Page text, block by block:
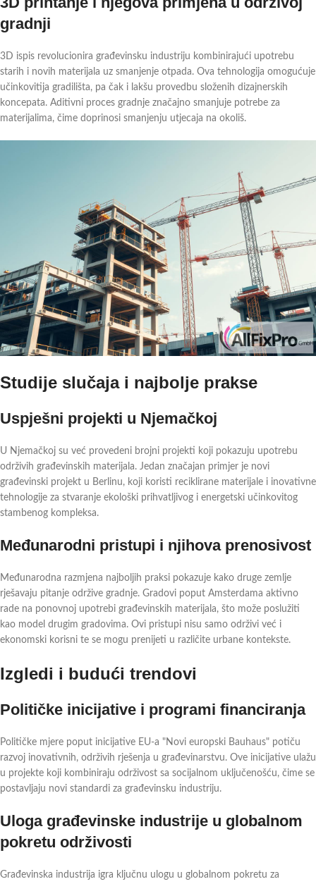
gradnji
3D ispis revolucionira građevinsku industriju kombinirajući upotrebu
starih i novih materijala uz smanjenje otpada. Ova tehnologija omogućuje
učinkovitija gradilišta, pa čak i lakšu provedbu složenih dizajnerskih
koncepata. Aditivni proces gradnje značajno smanjuje potrebe za
materijalima, čime doprinosi smanjenju utjecaja na okoliš.
Studije slučaja i najbolje prakse
Uspješni projekti u Njemačkoj
U Njemačkoj su već provedeni brojni projekti koji pokazuju upotrebu
održivih građevinskih materijala. Jedan značajan primjer je novi
građevinski projekt u Berlinu, koji koristi reciklirane materijale i inovativne
tehnologije za stvaranje ekološki prihvatljivog i energetski učinkovitog
stambenog kompleksa.
Međunarodni pristupi i njihova prenosivost
Međunarodna razmjena najboljih praksi pokazuje kako druge zemlje
rješavaju pitanje održive gradnje. Gradovi poput Amsterdama aktivno
rade na ponovnoj upotrebi građevinskih materijala, što može poslužiti
kao model drugim gradovima. Ovi pristupi nisu samo održivi već i
ekonomski korisni te se mogu prenijeti u različite urbane kontekste.
Izgledi i budući trendovi
Političke inicijative i programi financiranja
Političke mjere poput inicijative EU-a "Novi europski Bauhaus" potiču
razvoj inovativnih, održivih rješenja u građevinarstvu. Ove inicijative ulažu
u projekte koji kombiniraju održivost sa socijalnom uključenošću, čime se
postavljaju novi standardi za građevinsku industriju.
Uloga građevinske industrije u globalnom
pokretu održivosti
Građevinska industrija igra ključnu ulogu u globalnom pokretu za